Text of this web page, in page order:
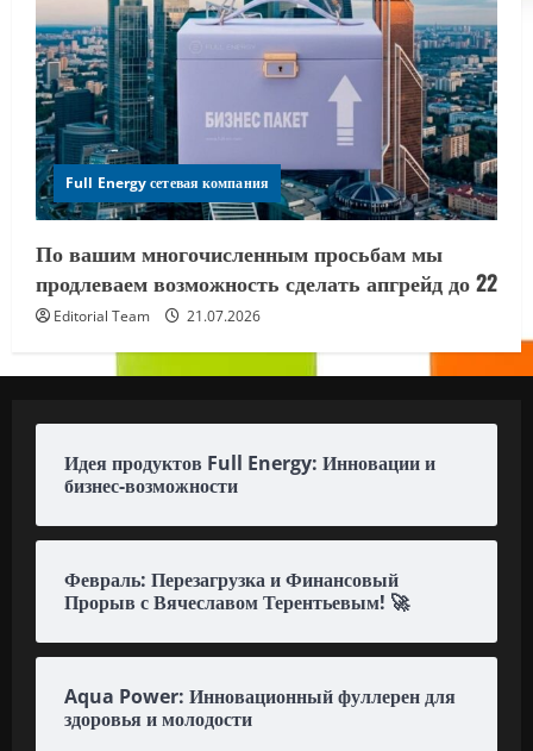
Full Energy сетевая компания
По вашим многочисленным просьбам мы
продлеваем возможность сделать апгрейд до 22
Editorial Team 21.07.2026
Идея продуктов Full Energy: Инновации и
бизнес-возможности
Февраль: Перезагрузка и Финансовый
Прорыв с Вячеславом Терентьевым! 🚀
Aqua Power: Инновационный фуллерен для
здоровья и молодости